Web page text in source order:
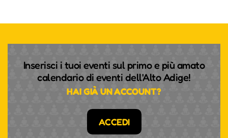
Inserisci i tuoi eventi sul primo e più amato
calendario di eventi dell'Alto Adige!
HAI GIÀ UN ACCOUNT?
ACCEDI